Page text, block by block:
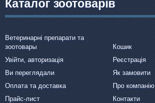
Каталог зоотоварів
Ветеринарні препарати та
зоотовары
Кошик
Увійти, авторизація
Реєстрація
Ви переглядали
Як замовити
Оплата та доставка
Про компанію
Прайс-лист
Контакти